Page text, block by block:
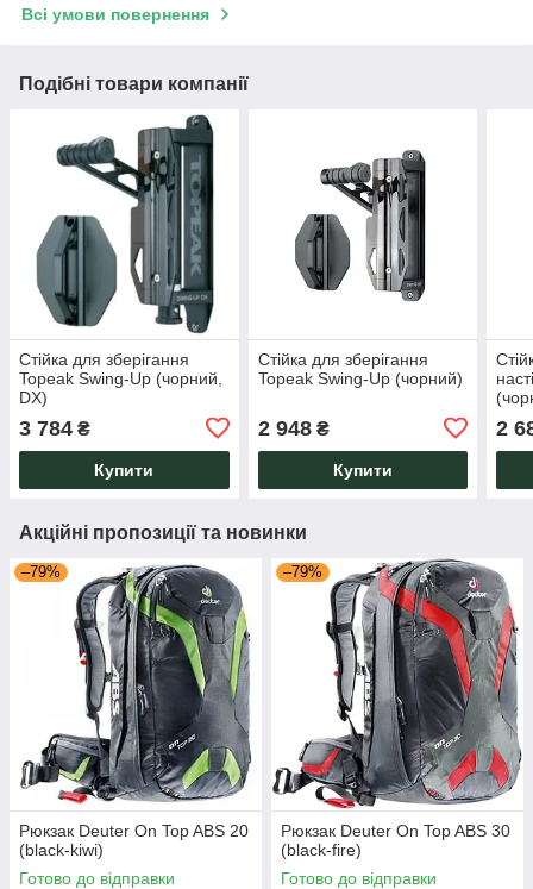
Всі умови повернення
Подібні товари компанії
Стійка для зберігання
Topeak Swing-Up (чорний,
DX)
3 784 ₴
Купити
Стійка для зберігання
Topeak Swing-Up (чорний)
2 948₴
Купити
2
Акційні пропозиції та новинки
–79%
Рюкзак Deuter On Top ABS 20
(black-kiwi)
Готово до відправки
–79%
Рюкзак Deuter On Top ABS 30
(black-fire)
Готово до відправки